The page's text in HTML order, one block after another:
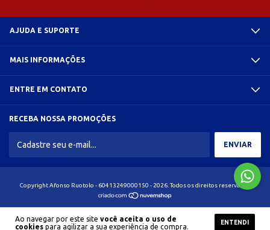
Ao navegar por este site você aceita o uso de
cookies para agilizar a sua experiência de compra.
ENTENDI
AJUDA E SUPORTE
MAIS INFORMAÇÕES
ENTRE EM CONTATO
RECEBA NOSSA PROMOÇÕES
Copyright Afonso Ruotolo - 60413249000150 - 2026. Todos os direitos reservados.